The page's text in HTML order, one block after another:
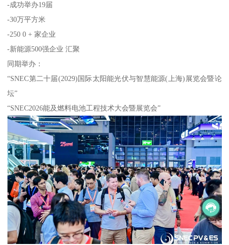
-成功举办19届
-30万平方米
-250 0 + 家企业
-新能源500强企业 汇聚
同期举办：
“SNEC第二十届(2029)国际太阳能光伏与智慧能源(上海)展览会暨论
坛”
“SNEC2026能及燃料电池工程技术大会暨展览会”